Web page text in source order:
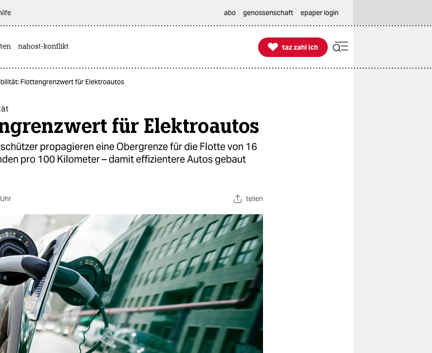
abo genossenschaft epaper login
nahost-konflikt 
taz zahl ich
taz zahl ich
Flottengrenzwert für Elektroautos
für Elektroautos
propagieren eine Obergrenze für die Flotte von 16
pro 100 Kilometer – damit effizientere Autos gebaut
teilen